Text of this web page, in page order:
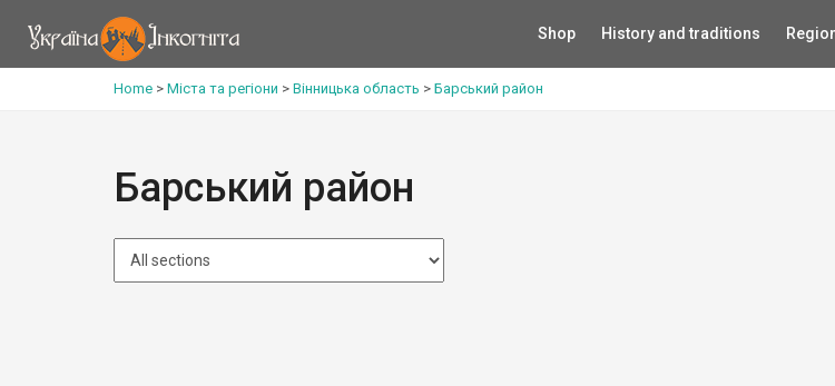
Shop History and traditions
Home > Міста та регіони > Вінницька область > Барський район
Барський район